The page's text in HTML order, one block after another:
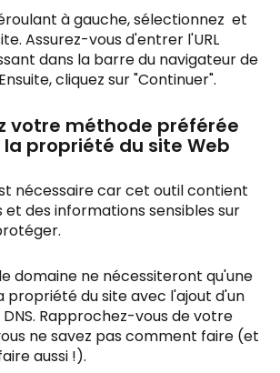
à gauche, sélectionnez et
Assurez-vous d'entrer l'URL
dans la barre du navigateur de
cliquez sur "Continuer".
votre méthode préférée
propriété du site Web
nécessaire car cet outil contient
des informations sensibles sur
domaine ne nécessiteront qu'une
propriété du site avec l'ajout d'un
Rapprochez-vous de votre
ne savez pas comment faire (et
aussi !).